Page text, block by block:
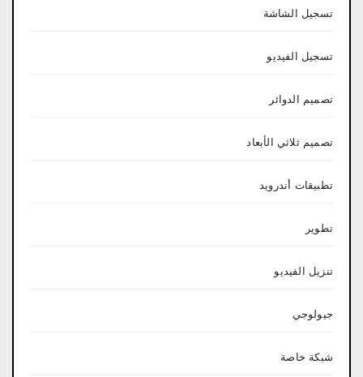
تسجيل الشاشة
تسجيل الفيديو
تصميم الدوائر
تصميم ثلاثي الأبعاد
تطبيقات أندرويد
تطوير
تنزيل الفيديو
جيولوجي
شبكة خاصة